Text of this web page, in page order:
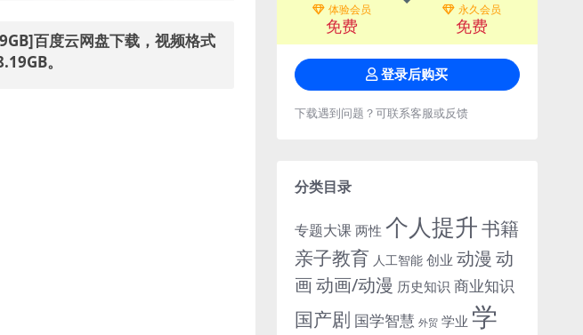
百度云网盘下载，视频格式
。
体验会员
免费
永久会员
免费
登录后购买
下载遇到问题？可联系客服或反馈
分类目录
专题大课 两性 个人提升书籍
亲子教育 人工智能 创业 动漫 动
画动画/动漫 历史知识 商业知识
国产剧 国学智慧 外贸 学业 学